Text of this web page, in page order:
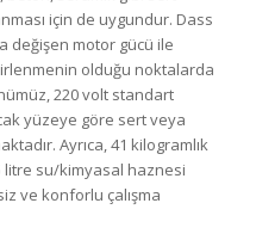
için de uygundur. Dass
değişen motor gücü ile
olduğu noktalarda
220 volt standart
yüzeye göre sert veya
Ayrıca, 41 kilogramlık
litre su/kimyasal haznesi
ve konforlu çalışma